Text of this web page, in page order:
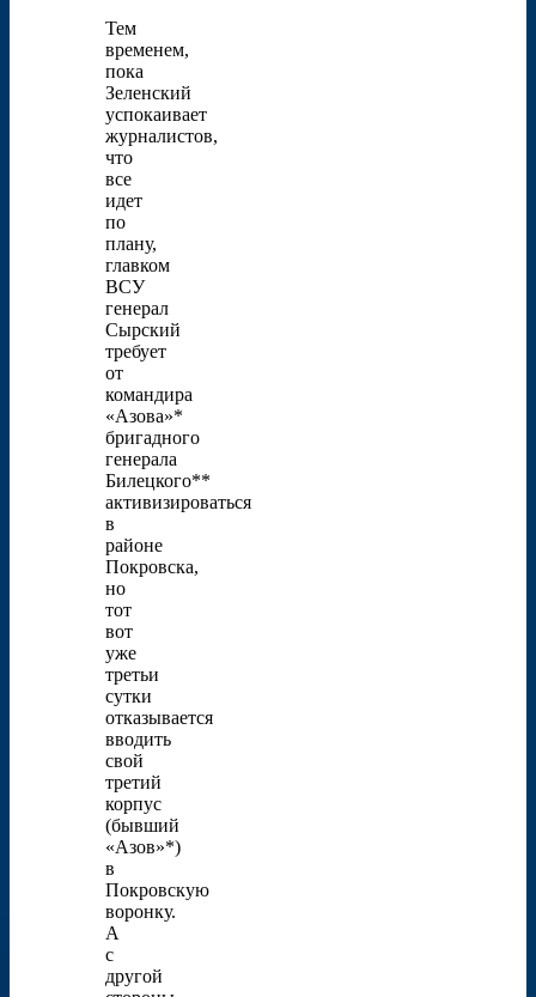
Тем
временем,
пока
Зеленский
успокаивает
журналистов,
что
все
идет
по
плану,
главком
ВСУ
генерал
Сырский
требует
от
командира
«Азова»*
бригадного
генерала
Билецкого**
активизироваться
в
районе
Покровска,
но
тот
вот
уже
третьи
сутки
отказывается
вводить
свой
третий
корпус
(бывший
«Азов»*)
в
Покровскую
воронку.
А
с
другой